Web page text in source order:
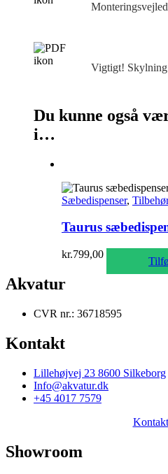
Vigtigt!
Du kunne også
i…
Sæbedispenser,
Taurus
kr.799,00
Akvatur
CVR nr.: 36718595
Kontakt
Lillehøjvej 23 8600 Silkeborg
Info@akvatur.dk
+45 4017 7579
Showroom